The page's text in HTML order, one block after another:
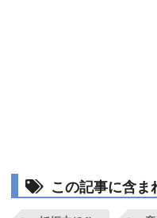
この記事に含ま